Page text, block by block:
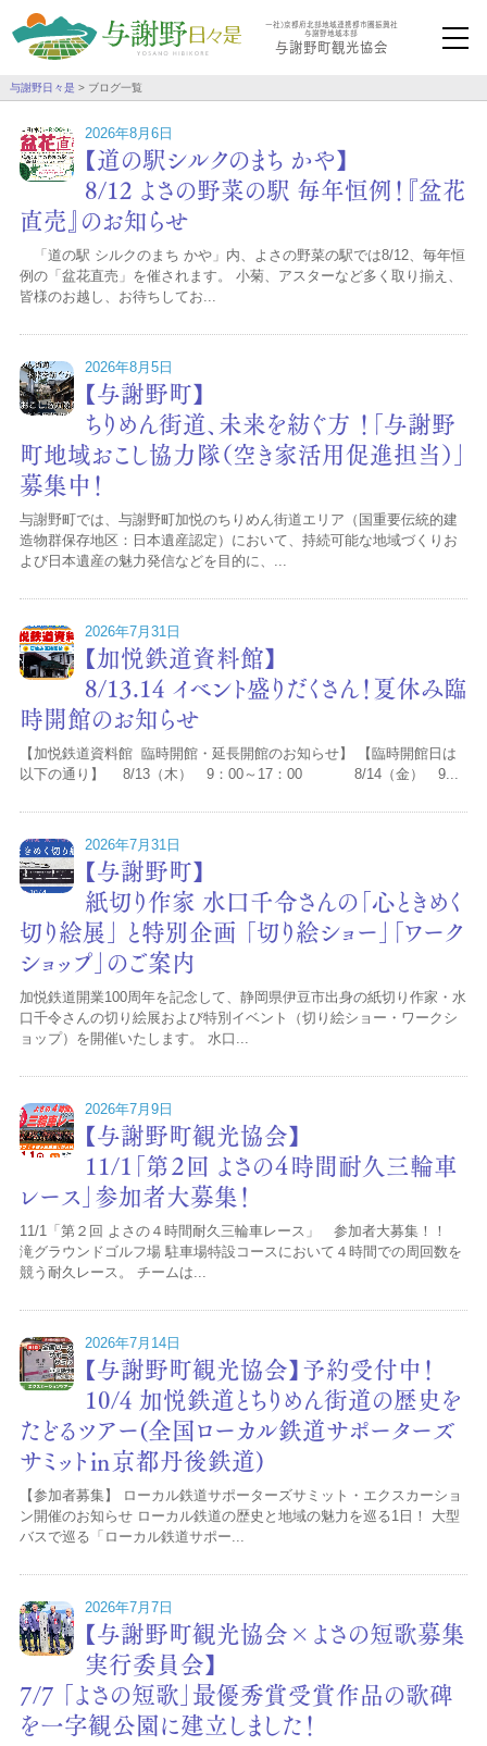
一社）京都府北部地域連携都市圏振興社
与謝野地域本部
与謝野町観光協会
与謝野日々是 > ブログ一覧
2026年8月6日
【道の駅シルクのまち かや】
8/12 よさの野菜の駅 毎年恒例！『盆花
直売』のお知らせ
「道の駅 シルクのまち かや」内、よさの野菜の駅では8/12、毎年恒
例の「盆花直売」を催されます。 小菊、アスターなど多く取り揃え、
皆様のお越し、お待ちしてお...
2026年8月5日
【与謝野町】
ちりめん街道、未来を紡ぐ方 ！「与謝野
町地域おこし協力隊（空き家活用促進担当）」
募集中！
与謝野町では、与謝野町加悦のちりめん街道エリア（国重要伝統的建
造物群保存地区：日本遺産認定）において、持続可能な地域づくりお
よび日本遺産の魅力発信などを目的に、...
2026年7月31日
【加悦鉄道資料館】
8/13.14 イベント盛りだくさん！夏休み臨
時開館のお知らせ
【加悦鉄道資料館 臨時開館・延長開館のお知らせ】 【臨時開館日は
以下の通り】 8/13（木） 9：00～17：00 8/14（金） 9...
2026年7月31日
【与謝野町】
紙切り作家 水口千令さんの「心ときめく
切り絵展」 と特別企画 「切り絵ショー」「ワーク
ショップ」のご案内
加悦鉄道開業100周年を記念して、静岡県伊豆市出身の紙切り作家・水
口千令さんの切り絵展および特別イベント（切り絵ショー・ワークシ
ョップ）を開催いたします。 水口...
2026年7月9日
【与謝野町観光協会】
11/１「第２回 よさの４時間耐久三輪車
レース」参加者大募集！
11/1「第２回 よさの４時間耐久三輪車レース」 参加者大募集！！
滝グラウンドゴルフ場 駐車場特設コースにおいて４時間での周回数を
競う耐久レース。 チームは...
2026年7月14日
【与謝野町観光協会】予約受付中！
10/4 加悦鉄道とちりめん街道の歴史を
たどるツアー(全国ローカル鉄道サポーターズ
サミット㏌京都丹後鉄道)
【参加者募集】 ローカル鉄道サポーターズサミット・エクスカーショ
ン開催のお知らせ ローカル鉄道の歴史と地域の魅力を巡る1日！ 大型
バスで巡る「ローカル鉄道サポー...
2026年7月7日
【与謝野町観光協会×よさの短歌募集
実行委員会】
7/7 「よさの短歌」最優秀賞受賞作品の歌碑
を一字観公園に建立しました！